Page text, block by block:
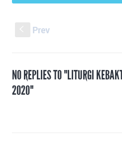
Prev
NO REPLIES TO "LITURGI
2020"